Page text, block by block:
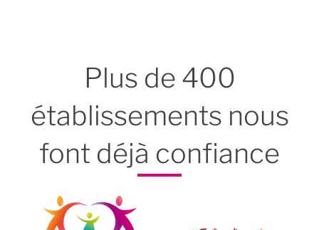
Plus de 400
établissements nous
font déjà confiance